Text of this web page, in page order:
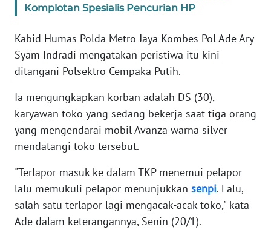
Komplotan Spesialis Pencurian HP
Kabid Humas Polda Metro Jaya Kombes Pol Ade Ary
Syam Indradi mengatakan peristiwa itu kini
ditangani Polsektro Cempaka Putih.
Ia mengungkapkan korban adalah DS (30),
karyawan toko yang sedang bekerja saat tiga orang
yang mengendarai mobil Avanza warna silver
mendatangi toko tersebut.
"Terlapor masuk ke dalam TKP menemui pelapor
lalu memukuli pelapor menunjukkan senpi. Lalu,
salah satu terlapor lagi mengacak-acak toko," kata
Ade dalam keterangannya, Senin (20/1).
INFO
TENTANG
KAMI
PEDOMAN
MEDIA
KARIR
DISCLAIMER